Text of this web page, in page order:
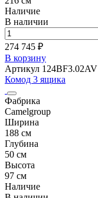
Наличие
В наличии
274 745 ₽
В корзину
Артикул 124BF3.02AV
Комод 3 ящика
Фабрика
Camelgroup
Ширина
188 см
Глубина
50 см
Высота
97 см
Наличие